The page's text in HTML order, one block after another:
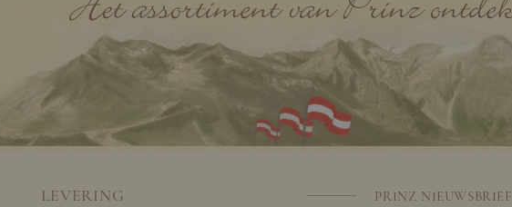
LEVERING PRINZ NIEUWSBRIEF